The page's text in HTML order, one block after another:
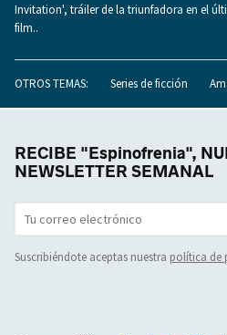
Invitation', tráiler de la triunfadora en el
film..
OTROS TEMAS: Series de ficción
RECIBE "Espinofrenia",
NEWSLETTER SEMANAL
Suscribiéndote aceptas nuestra política de